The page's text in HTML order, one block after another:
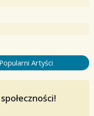
Artyści